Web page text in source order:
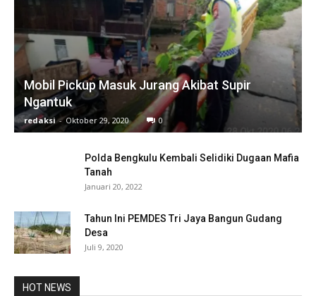
Mobil Pickup Masuk Jurang Akibat Supir
Ngantuk
redaksi - Oktober 29, 2020 0
Polda Bengkulu Kembali Selidiki Dugaan Mafia
Tanah
Januari 20, 2022
Tahun Ini PEMDES Tri Jaya Bangun Gudang
Desa
Juli 9, 2020
HOT NEWS